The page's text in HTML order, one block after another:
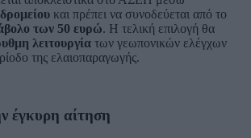
και πρέπει να συνοδεύεται από το
των 50 ευρώ. Η τελική επιλογή θα
λειτουργία των γεωπονικών ελέγχων
της ελαιοπαραγωγής.
έγκυρη αίτηση